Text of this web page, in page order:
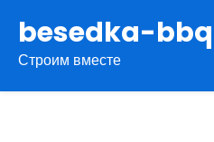
содержимому
besedka-
Строим вместе